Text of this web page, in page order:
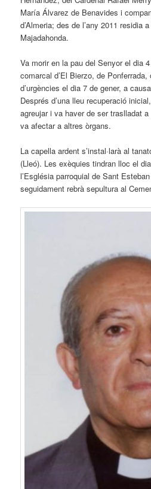
María Álvarez de Benavides i
d’Almeria; des de l’any 2011 residia
Majadahonda.
Va morir en la pau del Senyor el dia
comarcal d’El Bierzo, de
d’urgències el dia 7 de gener, a
Després d’una lleu recuperació
agreujar i va haver de ser traslladat
va afectar a altres òrgans.
La capella ardent s’instal·larà al
(Lleó). Les exèquies tindran lloc el
l’Església parroquial de Sant
seguidament rebrà sepultura al